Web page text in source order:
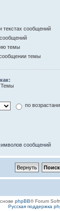
текстах сообщений
темы
темы
Темы
по
сообщений
phpBB® Forum
Русская поддержка